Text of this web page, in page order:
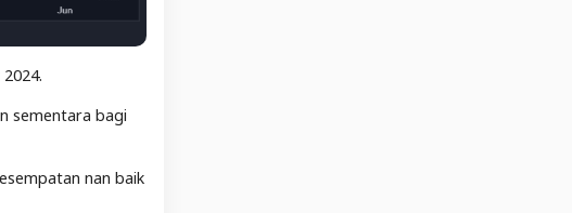
sementara bagi
nan baik